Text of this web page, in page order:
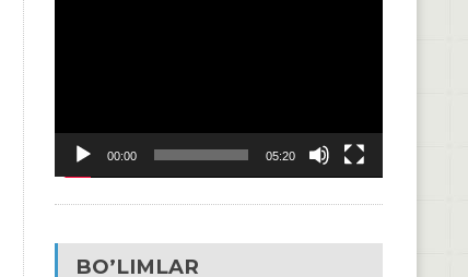
00:00 05:20
BO’LIMLAR